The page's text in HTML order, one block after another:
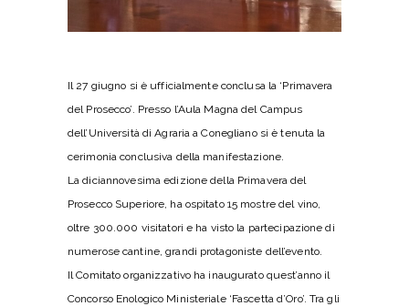
Il 27 giugno si è ufficialmente conclusa la ‘Primavera
del Prosecco’. Presso l’Aula Magna del Campus
dell’Università di Agraria a Conegliano si è tenuta la
cerimonia conclusiva della manifestazione.
La diciannovesima edizione della Primavera del
Prosecco Superiore, ha ospitato 15 mostre del vino,
oltre 300.000 visitatori e ha visto la partecipazione di
numerose cantine, grandi protagoniste dell’evento.
Il Comitato organizzativo ha inaugurato quest’anno il
Concorso Enologico Ministeriale ‘Fascetta d’Oro’. Tra gli